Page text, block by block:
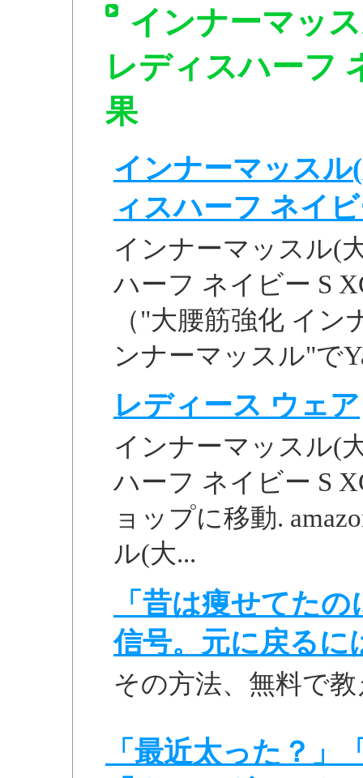
インナーマッ
レディスハーフ
果
インナーマッス
ィスハーフ ネイビ
インナーマッスル(
ハーフ ネイビー S
（"大腰筋強化 イ
ンナーマッスル"で
レディース ウェア
インナーマッスル(
ハーフ ネイビー S
ョップに移動.
ル(大...
「昔は痩せてた
信号。元に戻るに
その方法、無料で
「最近太った？